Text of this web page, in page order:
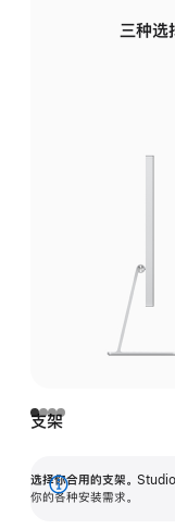
三种选
支架
选择你合用的支架。 Studio
你的各种安装需求。
展